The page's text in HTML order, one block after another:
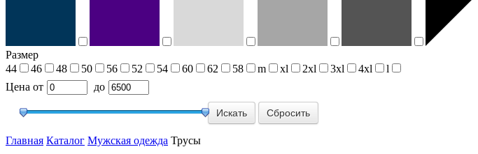
Размер
44
46 48 50 56 52 54 60 62 58 m xl 2xl 3xl 4xl
l
Цена от до
Сбросить
Главная Каталог Мужская одежда Трусы